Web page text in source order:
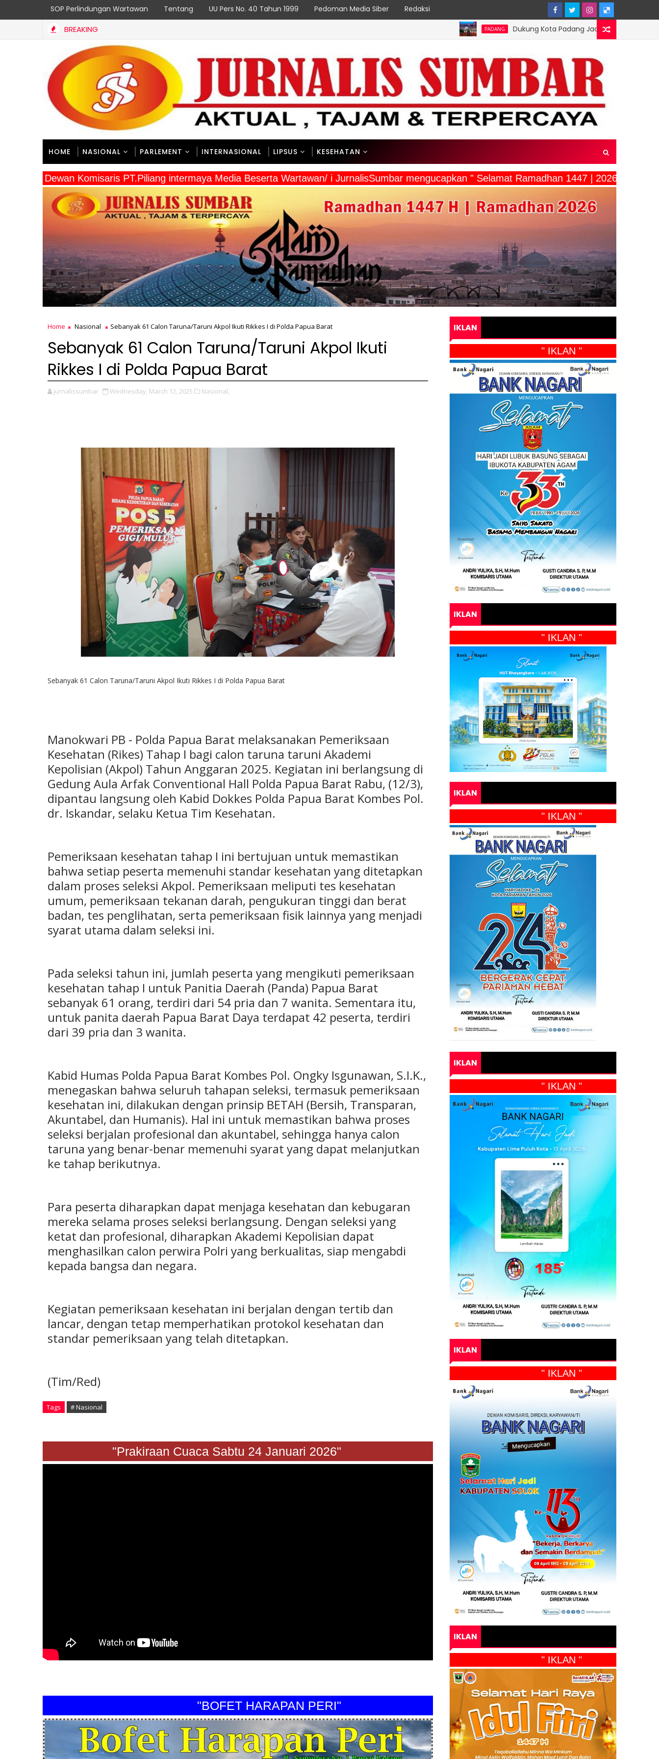
SOP Perlindungan Wartawan Tentang UU Pers No. 40 Tahun 1999 Pedoman Media Siber Redaksi
BREAKING
Dukung Kota Padang Jadi Kota Inovator, Kartu Registrasi
TKD di Dinas BMCKTR Sumbar untuk 18 Program Strategis Berjalan Sesuai PeRencana
HOME NASIONAL PARLEMENT INTERNASIONAL LIPSUS KESEHATAN
" Dewan Komisaris PT.Piliang intermaya Media Beserta Wartawan/ i JurnalisSumbar mengucapkan " Selamat Ramadhan 1447 | 2026"
Home Nasional Sebanyak 61 Calon Taruna/Taruni Akpol Ikuti Rikkes I di Polda Papua Barat
Sebanyak 61 Calon Taruna/Taruni Akpol Ikuti
Rikkes I di Polda Papua Barat
jurnalissumbar Wednesday, March 12, 2025 Nasional,
Sebanyak 61 Calon Taruna/Taruni Akpol Ikuti Rikkes I di Polda Papua Barat
Manokwari PB - Polda Papua Barat melaksanakan Pemeriksaan
Kesehatan (Rikes) Tahap I bagi calon taruna taruni Akademi
Kepolisian (Akpol) Tahun Anggaran 2025. Kegiatan ini berlangsung di
Gedung Aula Arfak Conventional Hall Polda Papua Barat Rabu, (12/3),
dipantau langsung oleh Kabid Dokkes Polda Papua Barat Kombes Pol.
dr. Iskandar, selaku Ketua Tim Kesehatan.
Pemeriksaan kesehatan tahap I ini bertujuan untuk memastikan
bahwa setiap peserta memenuhi standar kesehatan yang ditetapkan
dalam proses seleksi Akpol. Pemeriksaan meliputi tes kesehatan
umum, pemeriksaan tekanan darah, pengukuran tinggi dan berat
badan, tes penglihatan, serta pemeriksaan fisik lainnya yang menjadi
syarat utama dalam seleksi ini.
Pada seleksi tahun ini, jumlah peserta yang mengikuti pemeriksaan
kesehatan tahap I untuk Panitia Daerah (Panda) Papua Barat
sebanyak 61 orang, terdiri dari 54 pria dan 7 wanita. Sementara itu,
untuk panita daerah Papua Barat Daya terdapat 42 peserta, terdiri
dari 39 pria dan 3 wanita.
Kabid Humas Polda Papua Barat Kombes Pol. Ongky Isgunawan, S.I.K.,
menegaskan bahwa seluruh tahapan seleksi, termasuk pemeriksaan
kesehatan ini, dilakukan dengan prinsip BETAH (Bersih, Transparan,
Akuntabel, dan Humanis). Hal ini untuk memastikan bahwa proses
seleksi berjalan profesional dan akuntabel, sehingga hanya calon
taruna yang benar-benar memenuhi syarat yang dapat melanjutkan
ke tahap berikutnya.
Para peserta diharapkan dapat menjaga kesehatan dan kebugaran
mereka selama proses seleksi berlangsung. Dengan seleksi yang
ketat dan profesional, diharapkan Akademi Kepolisian dapat
menghasilkan calon perwira Polri yang berkualitas, siap mengabdi
kepada bangsa dan negara.
Kegiatan pemeriksaan kesehatan ini berjalan dengan tertib dan
lancar, dengan tetap memperhatikan protokol kesehatan dan
standar pemeriksaan yang telah ditetapkan.
(Tim/Red)
Tags # Nasional
"Prakiraan Cuaca Sabtu 24 Januari 2026"
"BOFET HARAPAN PERI"
IKLAN
" IKLAN "
IKLAN
" IKLAN "
IKLAN
" IKLAN "
IKLAN
" IKLAN "
IKLAN
" IKLAN "
IKLAN
" IKLAN "